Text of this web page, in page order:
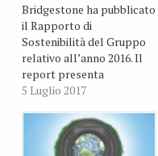
Bridgestone ha pubblicato
il Rapporto di
Sostenibilità del Gruppo
relativo all’anno 2016. Il
report presenta
l’impegno globale di
principi del nuovo
programma
5 Luglio 2017